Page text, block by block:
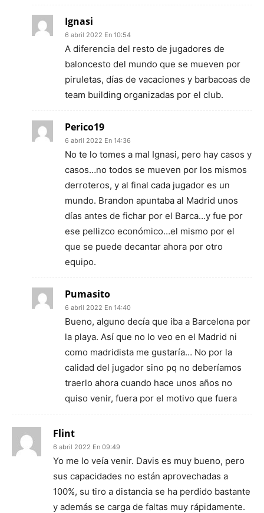
Ignasi
6 abril 2022 En 10:54
A diferencia del resto de jugadores de
baloncesto del mundo que se mueven por
piruletas, días de vacaciones y barbacoas de
team building organizadas por el club.
Perico19
6 abril 2022 En 14:36
No te lo tomes a mal Ignasi, pero hay casos y
casos…no todos se mueven por los mismos
derroteros, y al final cada jugador es un
mundo. Brandon apuntaba al Madrid unos
días antes de fichar por el Barca…y fue por
ese pellizco económico…el mismo por el
que se puede decantar ahora por otro
equipo.
Pumasito
6 abril 2022 En 14:40
Bueno, alguno decía que iba a Barcelona por
la playa. Así que no lo veo en el Madrid ni
como madridista me gustaría… No por la
calidad del jugador sino pq no deberíamos
traerlo ahora cuando hace unos años no
quiso venir, fuera por el motivo que fuera
Flint
6 abril 2022 En 09:49
Yo me lo veía venir. Davis es muy bueno, pero
sus capacidades no están aprovechadas a
100%, su tiro a distancia se ha perdido bastante
y además se carga de faltas muy rápidamente.